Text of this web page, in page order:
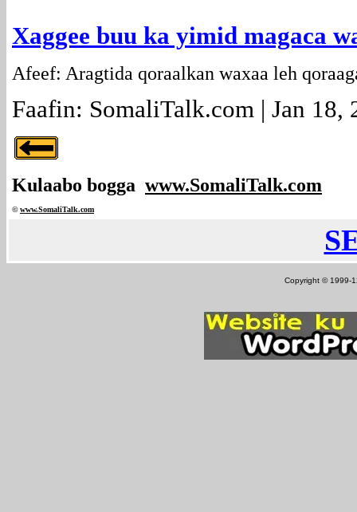
Xaggee buu ka yimid magaca
Afeef: Aragtida qoraalkan waxaa leh
Faafin: SomaliTalk.com | Jan 18,
Kulaabo bogga www.SomaliTalk.com
©www.SomaliTalk.com
Copyright © 1999-